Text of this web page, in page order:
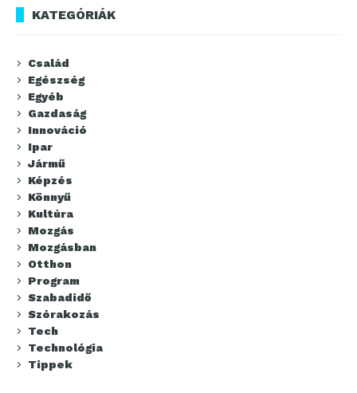
KATEGÓRIÁK
Család
Egészség
Egyéb
Gazdaság
Innováció
Ipar
Jármű
Képzés
Könnyű
Kultúra
Mozgás
Mozgásban
Otthon
Program
Szabadidő
Szórakozás
Tech
Technológia
Tippek